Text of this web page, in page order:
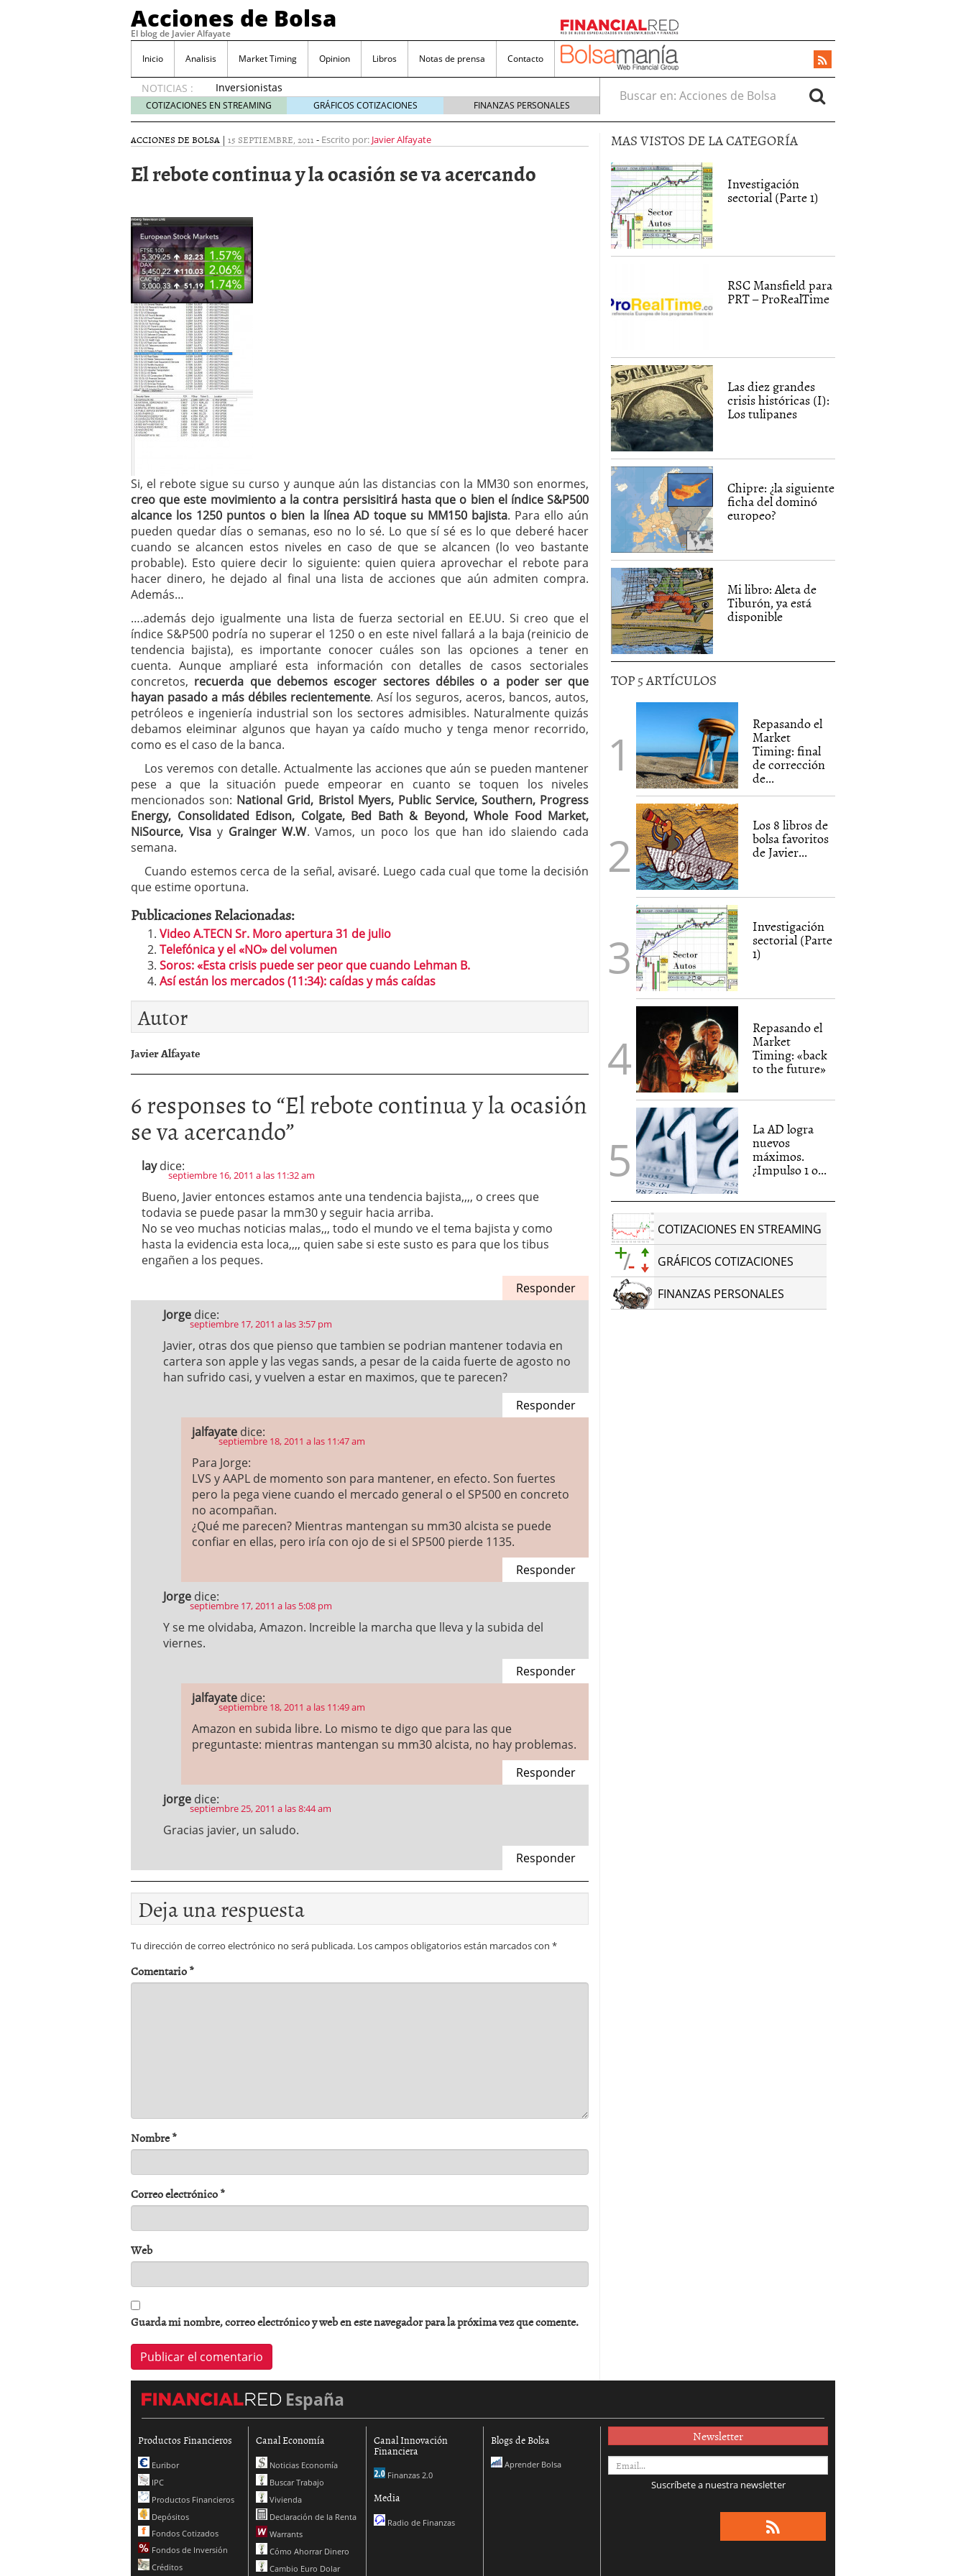
Acciones de Bolsa
El blog de Javier Alfayate
Inicio Analisis Market Timing Opinion Libros Notas de prensa Contacto
NOTICIAS :
Inversionistas
VIP en
México
creciente
por SIFX
Qué es una acción infravalorada y por qué no hay que perderlas de vista
noviembre 30, 2024
Entendiendo los ETF de Bitcoin
Dividend Kings: empresas que destacan por sus dividendos constantes
noviembre 12, 2024
Descubre RealAdvisor: Una poderosa herramienta para tus inversiones
inmobiliarias
COTIZACIONES EN STREAMING GRÁFICOS COTIZACIONES FINANZAS PERSONALES
Buscar en:
ACCIONES DE BOLSA | 15 SEPTIEMBRE, 2011 - Escrito por: Javier Alfayate
El rebote continua y la ocasión se va acercando
Si, el rebote sigue su curso y aunque aún las distancias con la MM30 son enormes,
creo que este movimiento a la contra persisitirá hasta que o bien el índice S&P500
alcance los 1250 puntos o bien la línea AD toque su MM150 bajista. Para ello aún
pueden quedar días o semanas, eso no lo sé. Lo que sí sé es lo que deberé hacer
cuando se alcancen estos niveles en caso de que se alcancen (lo veo bastante
probable). Esto quiere decir lo siguiente: quien quiera aprovechar el rebote para
hacer dinero, he dejado al final una lista de acciones que aún admiten compra.
Además…
….además dejo igualmente una lista de fuerza sectorial en EE.UU. Si creo que el
índice S&P500 podría no superar el 1250 o en este nivel fallará a la baja (reinicio de
tendencia bajista), es importante conocer cuáles son las opciones a tener en
cuenta. Aunque ampliaré esta información con detalles de casos sectoriales
concretos, recuerda que debemos escoger sectores débiles o a poder ser que
hayan pasado a más débiles recientemente. Así los seguros, aceros, bancos, autos,
petróleos e ingeniería industrial son los sectores admisibles. Naturalmente quizás
debamos eleiminar algunos que hayan ya caído mucho y tenga menor recorrido,
como es el caso de la banca.
Los veremos con detalle. Actualmente las acciones que aún se pueden mantener
pese a que la situación puede empeorar en cuanto se toquen los niveles
mencionados son: National Grid, Bristol Myers, Public Service, Southern, Progress
Energy, Consolidated Edison, Colgate, Bed Bath & Beyond, Whole Food Market,
NiSource, Visay Grainger W.W. Vamos, un poco los que han ido slaiendo cada
semana.
Cuando estemos cerca de la señal, avisaré. Luego cada cual que tome la decisión
que estime oportuna.
Publicaciones Relacionadas:
Video A.TECN Sr. Moro apertura 31 de julio
Telefónica y el «NO» del volumen
Soros: «Esta crisis puede ser peor que cuando Lehman B.
Así están los mercados (11:34): caídas y más caídas
Autor
Javier Alfayate
6 responses to “El rebote continua y la ocasión
se va acercando”
lay dice:
septiembre 16, 2011 a las 11:32 am
Bueno, Javier entonces estamos ante una tendencia bajista,,,, o crees que
todavia se puede pasar la mm30 y seguir hacia arriba.
No se veo muchas noticias malas,,, todo el mundo ve el tema bajista y como
hasta la evidencia esta loca,,,, quien sabe si este susto es para que los tibus
engañen a los peques.
Responder
Jorge dice:
septiembre 17, 2011 a las 3:57 pm
Javier, otras dos que pienso que tambien se podrian mantener todavia en
cartera son apple y las vegas sands, a pesar de la caida fuerte de agosto no
han sufrido casi, y vuelven a estar en maximos, que te parecen?
Responder
jalfayate dice:
septiembre 18, 2011 a las 11:47 am
Para Jorge:
LVS y AAPL de momento son para mantener, en efecto. Son fuertes
pero la pega viene cuando el mercado general o el SP500 en concreto
no acompañan.
¿Qué me parecen? Mientras mantengan su mm30 alcista se puede
confiar en ellas, pero iría con ojo de si el SP500 pierde 1135.
Responder
Jorge dice:
septiembre 17, 2011 a las 5:08 pm
Y se me olvidaba, Amazon. Increible la marcha que lleva y la subida del
viernes.
Responder
jalfayate dice:
septiembre 18, 2011 a las 11:49 am
Amazon en subida libre. Lo mismo te digo que para las que
preguntaste: mientras mantengan su mm30 alcista, no hay problemas.
Responder
jorge dice:
septiembre 25, 2011 a las 8:44 am
Gracias javier, un saludo.
Responder
Deja una respuesta
Tu dirección de correo electrónico no será publicada. Los campos obligatorios están marcados con *
Comentario*
Nombre*
Correo electrónico*
Web
Guarda mi nombre, correo electrónico y web en este navegador para la próxima vez que comente.
MAS VISTOS DE LA CATEGORÍA
Investigación
sectorial (Parte 1)
RSC Mansfield para
PRT – ProRealTime
Las diez grandes
crisis históricas (I):
Los tulipanes
Chipre: ¿la siguiente
ficha del dominó
europeo?
Mi libro: Aleta de
Tiburón, ya está
disponible
TOP 5 ARTÍCULOS
Repasando el
Market
Timing: final
de corrección
de...
Los 8 libros de
bolsa favoritos
de Javier...
Investigación
sectorial (Parte
1)
Repasando el
Market
Timing: «back
to the future»
La AD logra
nuevos
máximos.
¿Impulso 1 o...
COTIZACIONES EN STREAMING
GRÁFICOS COTIZACIONES
FINANZAS PERSONALES
España
Productos Financieros
Euribor
IPC
Productos Financieros
Depósitos
Fondos Cotizados
Fondos de Inversión
Créditos
Canal Economía
Noticias Economía
Buscar Trabajo
Vivienda
Declaración de la Renta
Warrants
Cómo Ahorrar Dinero
Cambio Euro Dolar
Canal Innovación
Financiera
Finanzas 2.0
Media
Radio de Finanzas
Blogs de Bolsa
Aprender Bolsa
Newsletter
Suscríbete a nuestra newsletter